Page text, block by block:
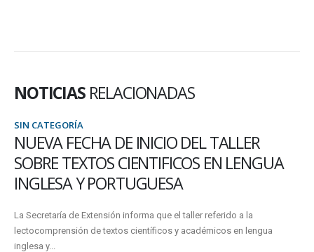
NOTICIAS RELACIONADAS
SIN CATEGORÍA
CONVOCATORIA PILA PRESENCIAL PARA
INTERCAMBIOS ESTUDIANTILES EN
MÉXICO Y COLOMBIA
Hasta el 24 de noviembre inclusive, estudiantes regulares de UADER
pueden postularse para realizar una experiencia académica durante el
primer...